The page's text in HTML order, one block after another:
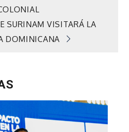
SURINAM VISITARÁ LA
DOMINICANA